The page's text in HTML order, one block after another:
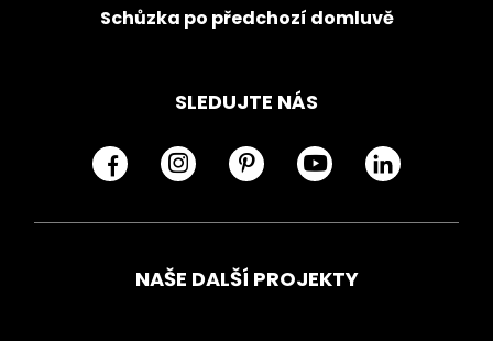
Schůzka po předchozí domluvě
SLEDUJTE NÁS
NAŠE DALŠÍ PROJEKTY